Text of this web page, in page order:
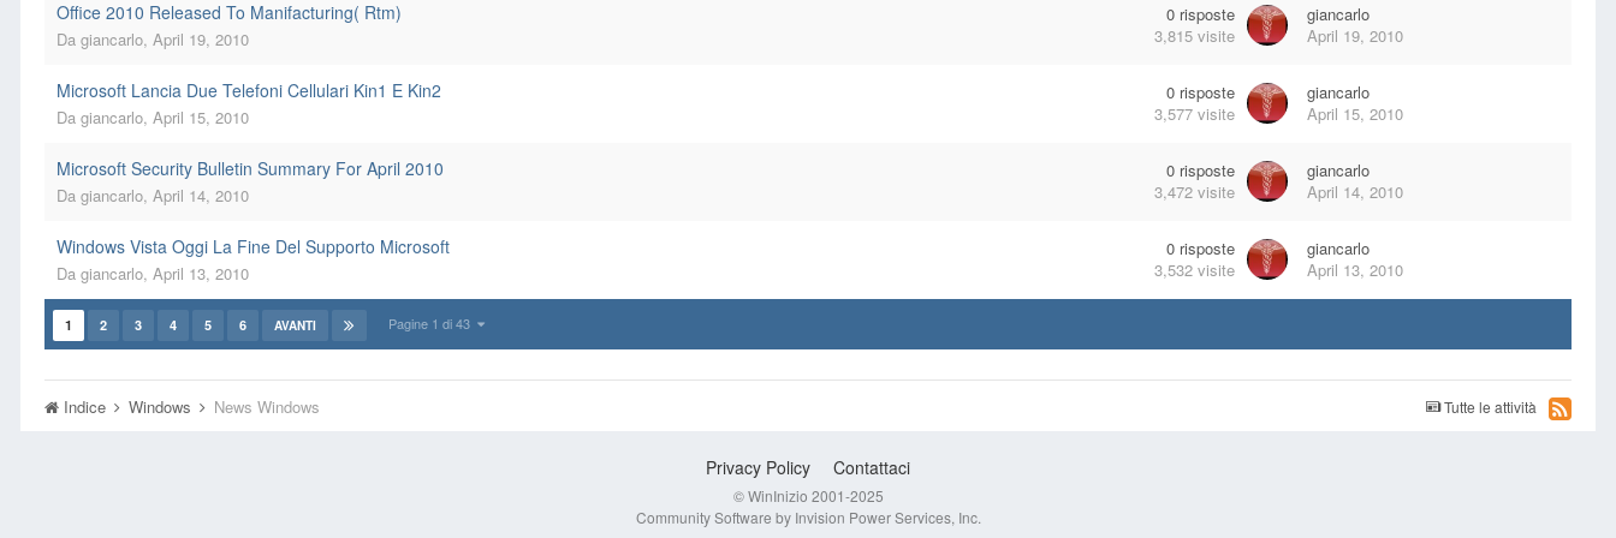
Office 2010 Released To Manifacturing( Rtm)
Da giancarlo, April 19, 2010
0 risposte
3,815 visite
giancarlo
April 19, 2010
Microsoft Lancia Due Telefoni Cellulari Kin1 E Kin2
Da giancarlo, April 15, 2010
0 risposte
3,577 visite
giancarlo
April 15, 2010
Microsoft Security Bulletin Summary For April 2010
Da giancarlo, April 14, 2010
0 risposte
3,472 visite
giancarlo
April 14, 2010
Windows Vista Oggi La Fine Del Supporto Microsoft
Da giancarlo, April 13, 2010
0 risposte
3,532 visite
giancarlo
April 13, 2010
1 2 3 4 5 6 AVANTI Pagine 1 di 43
Tutte le attività
Indice Windows News Windows
Privacy Policy Contattaci
© WinInizio 2001-2025
Community Software by Invision Power Services, Inc.